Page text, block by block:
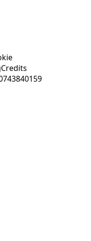
Credits